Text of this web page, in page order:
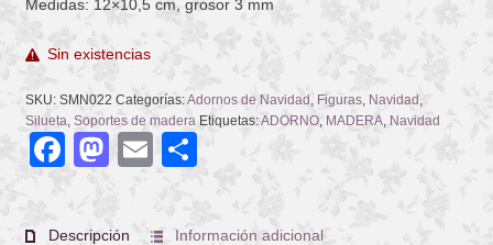
Medidas: 12×10,5 cm, grosor 3 mm
Sin existencias
SKU: SMN022 Categorías:Adornos de Navidad , Figuras, Navidad ,
Silueta, Soportes de madera Etiquetas:ADORNO, MADERA, Navidad
Facebook
Mastodon
Email
Descripción
Información adicional